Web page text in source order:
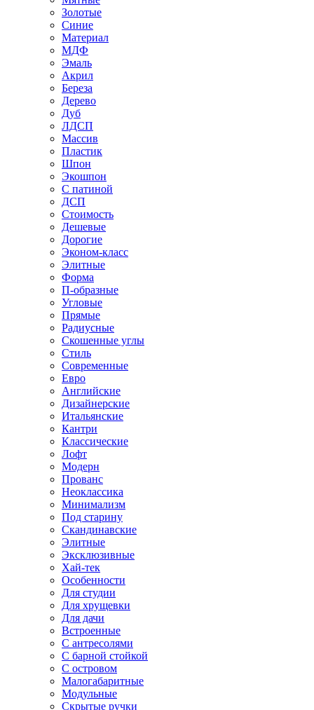
Золотые
Синие
Материал
МДФ
Эмаль
Акрил
Береза
Дерево
Дуб
ЛДСП
Массив
Пластик
Шпон
Экошпон
С патиной
ДСП
Стоимость
Дешевые
Дорогие
Эконом-класс
Элитные
Форма
П-образные
Угловые
Прямые
Радиусные
Скошенные углы
Стиль
Современные
Евро
Английские
Дизайнерские
Итальянские
Кантри
Классические
Лофт
Модерн
Прованс
Неоклассика
Минимализм
Под старину
Скандинавские
Элитные
Эксклюзивные
Хай-тек
Особенности
Для студии
Для хрущевки
Для дачи
Встроенные
С антресолями
С барной стойкой
С островом
Малогабаритные
Модульные
Скрытые ручки